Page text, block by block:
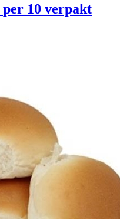
per 10 verpakt